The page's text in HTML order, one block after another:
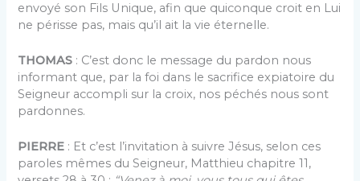
envoyé son Fils Unique, afin que quiconque croit en Lui
ne périsse pas, mais qu’il ait la vie éternelle.
THOMAS : C’est donc le message du pardon nous
informant que, par la foi dans le sacrifice expiatoire du
Seigneur accompli sur la croix, nos péchés nous sont
pardonnes.
PIERRE : Et c’est l’invitation à suivre Jésus, selon ces
paroles mêmes du Seigneur, Matthieu chapitre 11,